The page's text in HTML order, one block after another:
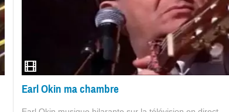
Earl Okin ma chambre